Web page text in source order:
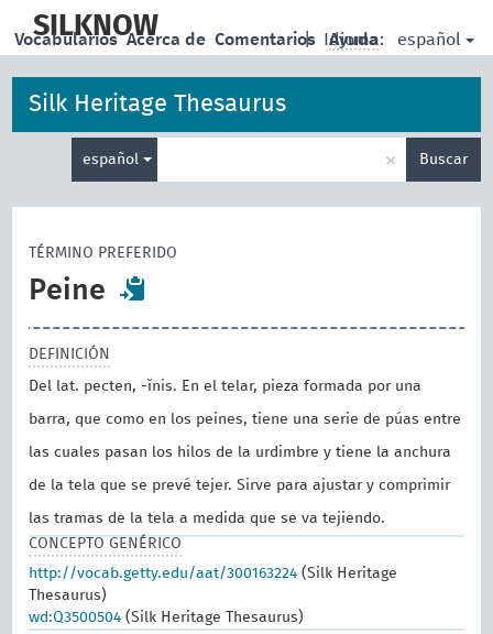
main
SILKNOW | Idioma: español
Vocabularios Acerca de Comentarios Ayuda
Silk Heritage Thesaurus
español × Buscar
TÉRMINO PREFERIDO
Peine
DEFINICIÓN
Del lat. pecten, -ĭnis. En el telar, pieza formada por una
barra, que como en los peines, tiene una serie de púas entre
las cuales pasan los hilos de la urdimbre y tiene la anchura
de la tela que se prevé tejer. Sirve para ajustar y comprimir
las tramas de la tela a medida que se va tejiendo.
CONCEPTO GENÉRICO
http://vocab.getty.edu/aat/300163224 (Silk Heritage
Thesaurus)
wd:Q3500504 (Silk Heritage Thesaurus)